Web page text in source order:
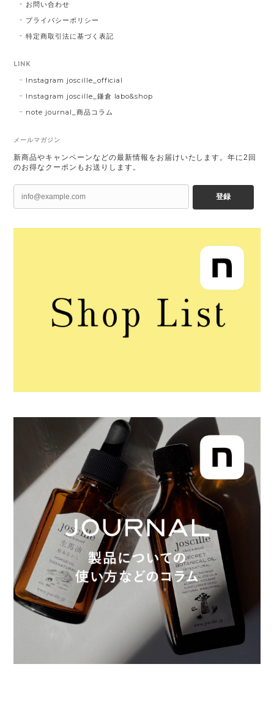
お問い合わせ
プライバシーポリシー
特定商取引法に基づく表記
LINK
Instagram joscille_official
Instagram joscille_鎌倉 labo&shop
note journal_商品コラム
メールマガジン
新商品やキャンペーンなどの最新情報をお届けいたします。年に2回
のお得なクーポンもお送りします。
登録